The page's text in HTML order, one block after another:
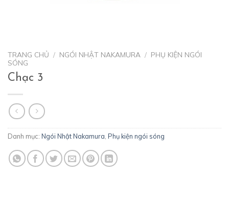
TRANG CHỦ / NGÓI NHẬT NAKAMURA / PHỤ KIỆN NGÓI
SÓNG
Chạc 3
Danh mục: Ngói Nhật Nakamura Phụ kiện ngói sóng